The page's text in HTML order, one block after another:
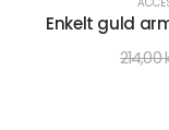
Enkelt guld
219,00